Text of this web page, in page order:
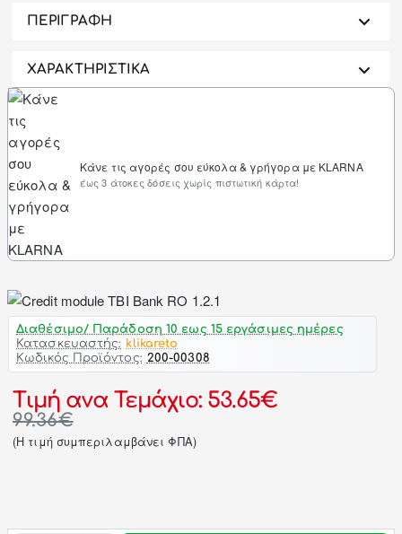
ΠΕΡΙΓΡΑΦΗ
ΧΑΡΑΚΤΗΡΙΣΤΙΚΑ
Κάνε τις αγορές σου εύκολα & γρήγορα με KLARNA
έως 3 άτοκες δόσεις χωρίς πιστωτική κάρτα!
Διαθέσιμο/ Παράδοση 10 εως 15 εργάσιμες ημέρες
Κατασκευαστής: klikareto
Κωδικός Προϊόντος: 200-00308
Τιμή ανα Τεμάχιο: 53.65€
99.36€
(H τιμή συμπεριλαμβάνει ΦΠΑ)